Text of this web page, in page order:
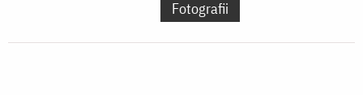
Fotografii